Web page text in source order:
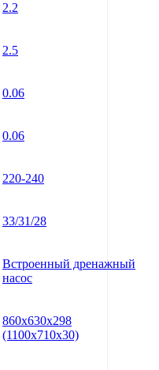
2.2
2.5
0.06
0.06
220-240
33/31/28
Встроенный дренажный
насос
860х630х298
(1100х710х30)